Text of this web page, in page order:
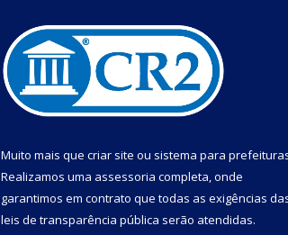
Muito mais que criar site ou sistema para
Realizamos uma assessoria completa, onde
garantimos em contrato que todas as exigências
leis de transparência pública serão atendidas.